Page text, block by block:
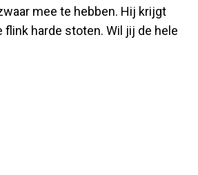
mee te hebben. Hij krijgt
harde stoten. Wil jij de hele